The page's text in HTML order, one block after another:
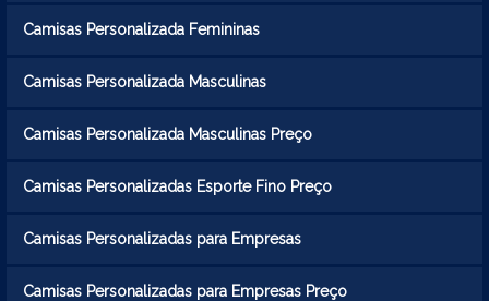
Camisas Personalizada Femininas
Camisas Personalizada Masculinas
Camisas Personalizada Masculinas Preço
Camisas Personalizadas Esporte Fino Preço
Camisas Personalizadas para Empresas
Camisas Personalizadas para Empresas Preço